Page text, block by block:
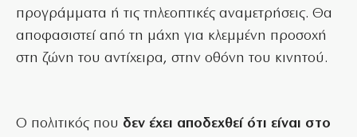
προγράμματα ή τις τηλεοπτικές αναμετρήσεις. Θα
αποφασιστεί από τη μάχη για κλεμμένη προσοχή
στη ζώνη του αντίχειρα, στην οθόνη του κινητού.
Ο πολιτικός που δεν έχει αποδεχθεί ότι είναι στο